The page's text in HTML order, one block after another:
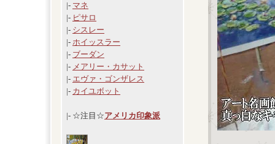
|- マネ
|- ピサロ
|- シスレー
|- ホイッスラー
|- ブーダン
|- メアリー・カサット
|- エヴァ・ゴンザレス
|- カイユボット
|- ☆注目☆アメリカ印象派